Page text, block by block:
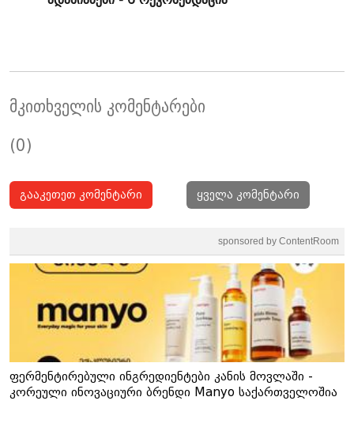
მკითხველის კომენტარები
(0)
გააკეთეთ კომენტარი ყველა კომენტარი
sponsored by ContentRoom
ფერმენტირებული ინგრედიენტები კანის მოვლაში -
კორეული ინოვაციური ბრენდი Manyo საქართველოშია